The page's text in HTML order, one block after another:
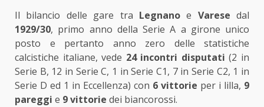
Il bilancio delle gare tra Legnanoe Varese dal
1929/30, primo anno della Serie A a girone unico
posto e pertanto anno zero delle statistiche
calcistiche italiane, vede 24 incontri disputati (2 in
Serie B, 12 in Serie C, 1 in Serie C1, 7 in Serie C2, 1 in
Serie D ed 1 in Eccellenza) con 6 vittorie per i lilla, 9
pareggi e 9 vittorie dei biancorossi.